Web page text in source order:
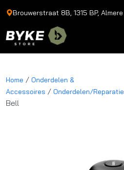
Brouwerstraat 8B, 1315 BP, Almere
Home / Onderdelen &
Accessoires / Onderdelen/Reparatie
Bell